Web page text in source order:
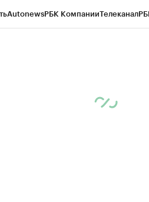
AutonewsРБК КомпанииТелеканал